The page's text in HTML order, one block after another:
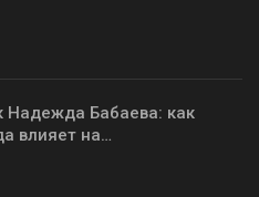
Надежда Бабаева: как
влияет на…